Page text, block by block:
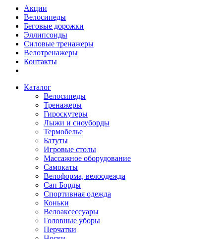
Акции
Велосипеды
Беговые дорожки
Эллипсоиды
Силовые тренажеры
Велотренажеры
Контакты
Каталог
Велосипеды
Тренажеры
Гироскутеры
Лыжи и сноуборды
Термобелье
Батуты
Игровые столы
Массажное оборудование
Самокаты
Велоформа, велоодежда
Сап Борды
Спортивная одежда
Коньки
Велоаксессуары
Головные уборы
Перчатки